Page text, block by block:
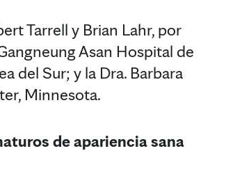
Tarrell y Brian Lahr, por
Asan Hospital de
del Sur; y la Dra. Barbara
Minnesota.
de apariencia sana